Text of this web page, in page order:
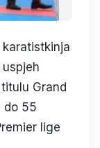
Grand
do 55
lige